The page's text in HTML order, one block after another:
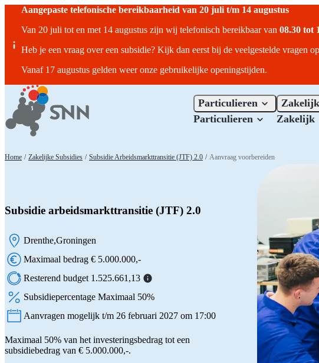
Aangepaste telefonische bereikbaarheid van 20 juli t/m 14 augustus
Van 20 juli tot en met 14 augustus zijn wij telefonisch bereikbaar van 08.30 tot
Heb je een vraag over een subsidie? Kijk dan eerst bij de veelgestelde vragen
Vanaf 17 augustus gelden weer onze gebruikelijke openingstijden.
Particulieren
Particulieren
Zakelijk
Zakelijk
Home / Zakelijke Subsidies / Subsidie Arbeidsmarkttransitie (JTF) 2.0 / Aanvraag voorbereiden
Subsidie arbeidsmarkttransitie (JTF) 2.0
Locatie:
Drenthe Groningen
Maximaal bedrag € 5.000.000,-
Resterend budget 1.525.661,13
Subsidiepercentage Maximaal 50%
Status:
Aanvragen mogelijk t/m 26 februari 2027 om 17:00
Maximaal 50% van het investeringsbedrag tot een
subsidiebedrag van € 5.000.000,-.